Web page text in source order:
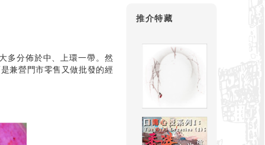
多分佈於中、上環一帶。然
兼營門市零售又做批發的經
推介特藏